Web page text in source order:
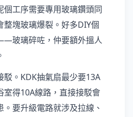
個工序需要專用玻璃鑽頭同
整塊玻璃爆裂。好多DIY個
玻璃碎咗，仲要額外搵人
駁。KDK抽氣扇最少要13A
室得10A線路，直接接駁會
要升級電路就涉及拉線、